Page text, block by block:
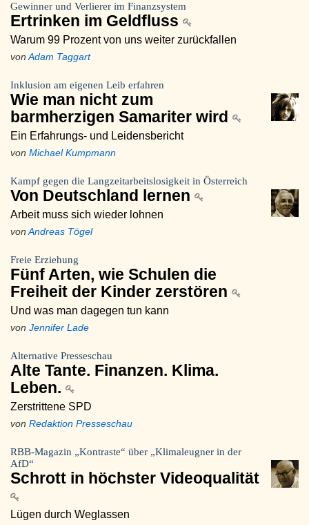
Gewinner und Verlierer im Finanzsystem
Ertrinken im Geldfluss
Warum 99 Prozent von uns weiter zurückfallen
von Adam Taggart
Inklusion am eigenen Leib erfahren
Wie man nicht zum
barmherzigen Samariter wird
Ein Erfahrungs- und Leidensbericht
von Michael Kumpmann
Kampf gegen die Langzeitarbeitslosigkeit in Österreich
Von Deutschland lernen
Arbeit muss sich wieder lohnen
von Andreas Tögel
Freie Erziehung
Fünf Arten, wie Schulen die
Freiheit der Kinder zerstören
Und was man dagegen tun kann
von Jennifer Lade
Alternative Presseschau
Alte Tante. Finanzen. Klima.
Leben.
Zerstrittene SPD
von Redaktion Presseschau
RBB-Magazin „Kontraste“ über „Klimaleugner in der
AfD“
Schrott in höchster Videoqualität
Lügen durch Weglassen